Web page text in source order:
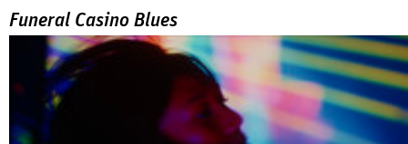
Funeral Casino Blues